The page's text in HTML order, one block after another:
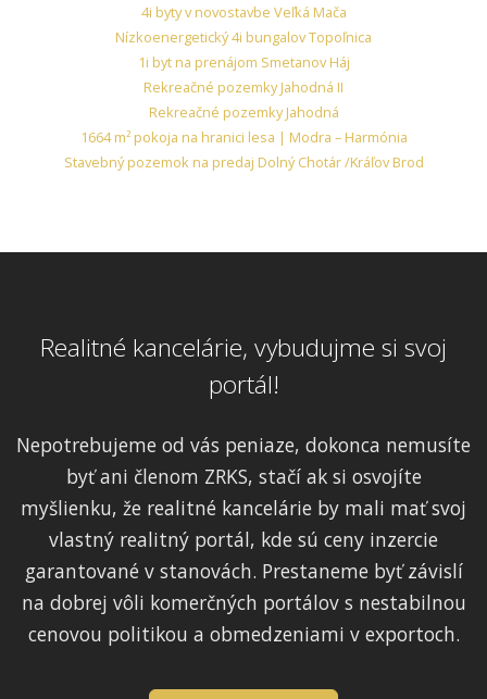
4i byty v novostavbe Veľká Mača
Nízkoenergetický 4i bungalov Topoľnica
1i byt na prenájom Smetanov Háj
Rekreačné pozemky Jahodná II
Rekreačné pozemky Jahodná
1664 m² pokoja na hranici lesa | Modra – Harmónia
Stavebný pozemok na predaj Dolný Chotár /Kráľov Brod
Realitné kancelárie, vybudujme si svoj
portál!
Nepotrebujeme od vás peniaze, dokonca nemusíte
byť ani členom ZRKS, stačí ak si osvojíte
myšlienku, že realitné kancelárie by mali mať svoj
vlastný realitný portál, kde sú ceny inzercie
garantované v stanovách. Prestaneme byť závislí
na dobrej vôli komerčných portálov s nestabilnou
cenovou politikou a obmedzeniami v exportoch.